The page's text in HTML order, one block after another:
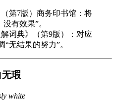
（第7版）商务印书馆：将
有效果”。
解词典》（第9版）：对应
“无结果的努力”。
瑕
white